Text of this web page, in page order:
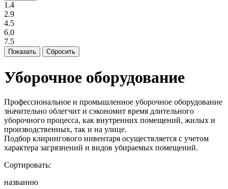
1.4
2.9
4.5
6.0
7.5
Уборочное оборудование
Профессиональное и промышленное уборочное оборудование
значительно облегчит и сэкономит время длительного
уборочного процесса, как внутренних помещений, жилых и
производственных, так и на улице.
Подбор клирингового инвентаря осуществляется с учетом
характера загрязнений и видов убираемых помещений.
Сортировать:
названию